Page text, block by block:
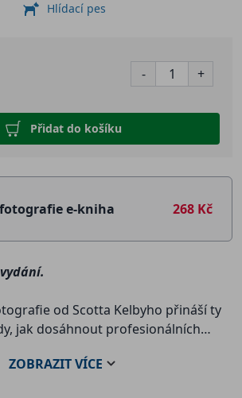
- +
Přidat do košíku
Hlídací pes
e-kniha 268 Kč
od Scotta Kelbyho přináší ty
jak dosáhnout profesionálních
ZOBRAZITVÍCE